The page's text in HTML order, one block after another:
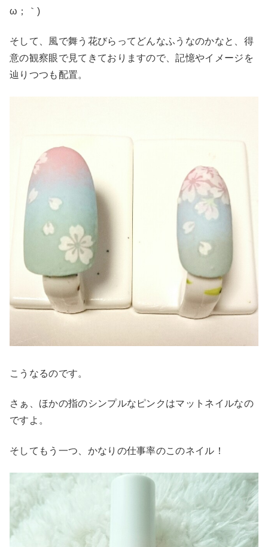
ω；｀)
そして、風で舞う花びらってどんなふうなのかなと、得
意の観察眼で見てきておりますので、記憶やイメージを
辿りつつも配置。
こうなるのです。
さぁ、ほかの指のシンプルなピンクはマットネイルなの
ですよ。
そしてもう一つ、かなりの仕事率のこのネイル！